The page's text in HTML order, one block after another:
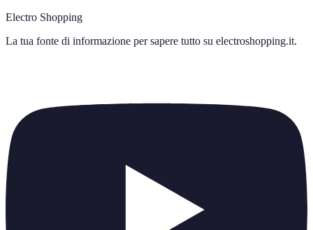
Electro Shopping
La tua fonte di informazione per sapere tutto su electroshopping.it.